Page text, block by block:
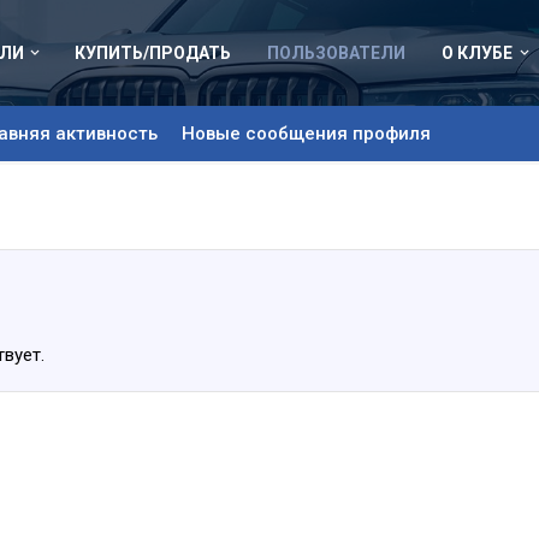
КУПИТЬ/ПРОДАТЬ ПОЛЬЗОВАТЕЛИ
активность Новые сообщения профиля
О КЛУБЕ